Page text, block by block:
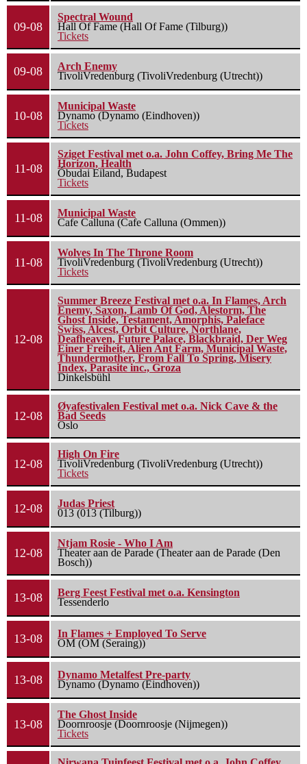
09-08
Spectral Wound
Hall Of Fame (Hall Of Fame (Tilburg))
Tickets
09-08
Arch Enemy
TivoliVredenburg (TivoliVredenburg (Utrecht))
10-08
Municipal Waste
Dynamo (Dynamo (Eindhoven))
Tickets
11-08
Sziget Festival met o.a. John Coffey, Bring Me The
Horizon, Health
Óbudai Eiland, Budapest
Tickets
11-08
Municipal Waste
Cafe Calluna (Cafe Calluna (Ommen))
11-08
Wolves In The Throne Room
TivoliVredenburg (TivoliVredenburg (Utrecht))
Tickets
12-08
Summer Breeze Festival met o.a. In Flames, Arch
Enemy, Saxon, Lamb Of God, Alestorm, The
Ghost Inside, Testament, Amorphis, Paleface
Swiss, Alcest, Orbit Culture, Northlane,
Deafheaven, Future Palace, Blackbraid, Der Weg
Einer Freiheit, Alien Ant Farm, Municipal Waste,
Thundermother, From Fall To Spring, Misery
Index, Parasite inc., Groza
Dinkelsbühl
12-08
Øyafestivalen Festival met o.a. Nick Cave & the
Bad Seeds
Oslo
12-08
High On Fire
TivoliVredenburg (TivoliVredenburg (Utrecht))
Tickets
12-08
Judas Priest
013 (013 (Tilburg))
12-08
Ntjam Rosie - Who I Am
Theater aan de Parade (Theater aan de Parade (Den
Bosch))
13-08
Berg Feest Festival met o.a. Kensington
Tessenderlo
13-08
In Flames + Employed To Serve
OM (OM (Seraing))
13-08
Dynamo Metalfest Pre-party
Dynamo (Dynamo (Eindhoven))
13-08
The Ghost Inside
Doornroosje (Doornroosje (Nijmegen))
Tickets